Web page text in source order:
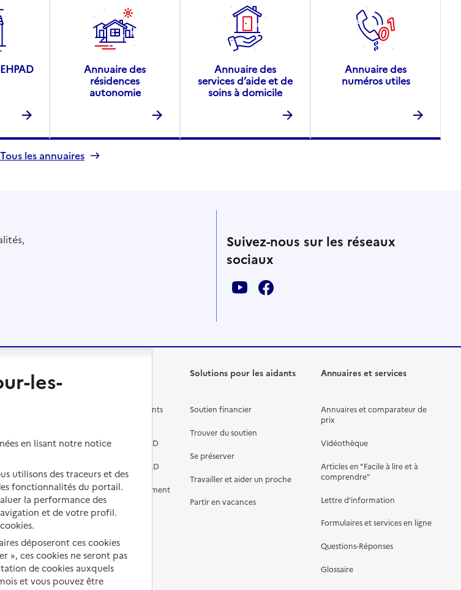
Annuaire des
résidences
autonomie
Annuaire des
services d’aide et de
soins à domicile
Annuaire des
numéros utiles
Tous les annuaires
Suivez-nous sur les réseaux
sociaux
Les différents établissements
Préparer l'entrée en EHPAD
Aides financières en EHPAD
Prévention, accompagnement
et soins
Droits en EHPAD
Fin de vie en EHPAD
Solutions pour les aidants
Soutien financier
Trouver du soutien
Se préserver
Travailler et aider un proche
Partir en vacances
Annuaires et services
Annuaires et comparateur de
prix
Vidéothèque
Articles en "Facile à lire et à
comprendre"
Lettre d'information
Formulaires et services en ligne
Questions-Réponses
Glossaire
les-
en lisant notre notice
utilisons des traceurs et des
fonctionnalités du portail.
la performance des
et de votre profil.
déposeront ces cookies
», ces cookies ne seront pas
de cookies auxquels
et vous pouvez être